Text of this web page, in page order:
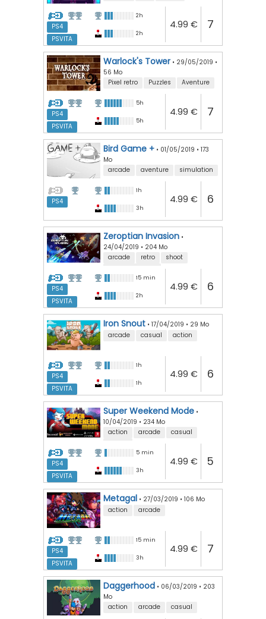
PS4
PSVITA
2h
2h
4.99 € 7
Warlock's Tower • 29/05/2019 •
56 Mo
Pixel retro
Puzzles Aventure
PS4
PSVITA
5h
5h
4.99 € 7
Bird Game + • 01/05/2019 • 173
Mo
arcade
aventure simulation
PS4
1h
3h
4.99 € 6
Zeroptian Invasion •
24/04/2019 • 204 Mo
arcade
retro
shoot
PS4
PSVITA
15 min
2h
4.99 € 6
Iron Snout • 17/04/2019 • 29 Mo
arcade
casual action
PS4
PSVITA
1h
1h
4.99 € 6
Super Weekend Mode •
10/04/2019 • 234 Mo
action
arcade
casual
PS4
PSVITA
5 min
3h
4.99 € 5
Metagal • 27/03/2019 • 106 Mo
action
arcade
PS4
PSVITA
15 min
3h
4.99 € 7
Daggerhood • 06/03/2019 • 203
Mo
action
arcade casual